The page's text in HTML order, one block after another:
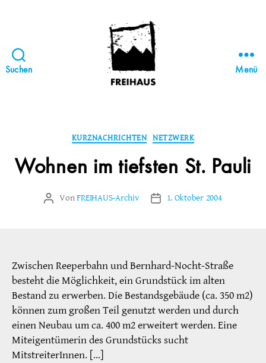
Suchen
STATTBAU
HAMBURG
Menü
Kategorien
KURZNACHRICHTEN NETZWERK
Wohnen im tiefsten St. Pauli
Beitragsautor
VonFREIHAUS-Archiv Veröffentlichungsdatum
1. Oktober 2004
Zwischen Reeperbahn und Bernhard-Nocht-Straße
besteht die Möglichkeit, ein Grundstück im alten
Bestand zu erwerben. Die Bestandsgebäude (ca. 350 m2)
können zum großen Teil genutzt werden und durch
einen Neubau um ca. 400 m2 erweitert werden. Eine
Miteigentümerin des Grundstücks sucht
MitstreiterInnen. […]